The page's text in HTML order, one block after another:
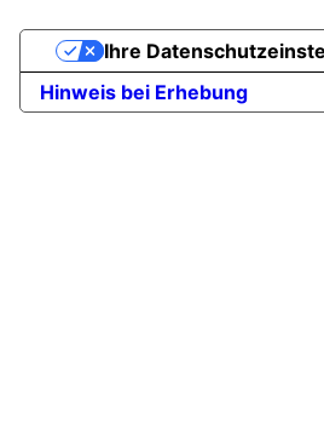
Hinweis bei Erhebung
Ihre